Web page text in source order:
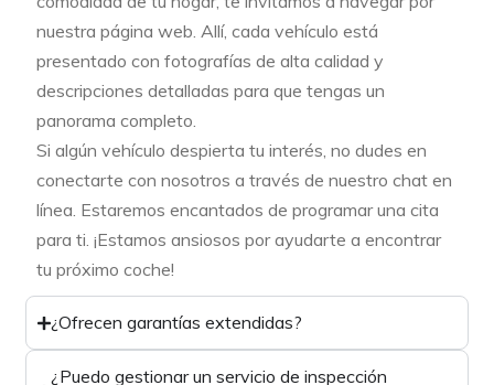
nuestra página web. Allí, cada vehículo está
presentado con fotografías de alta calidad y
descripciones detalladas para que tengas un
panorama completo.
Si algún vehículo despierta tu interés, no dudes en
conectarte con nosotros a través de nuestro chat en
línea. Estaremos encantados de programar una cita
para ti. ¡Estamos ansiosos por ayudarte a encontrar
tu próximo coche!
¿Ofrecen garantías extendidas?
¿Puedo gestionar un servicio de inspección